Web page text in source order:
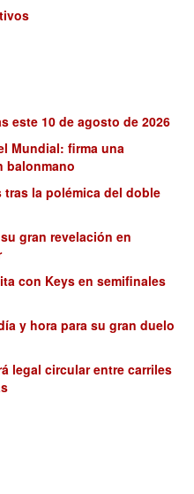
este 10 de agosto de 2026
Mundial: firma una
balonmano
tras la polémica del doble
gran revelación en
con Keys en semifinales
y hora para su gran duelo
legal circular entre carriles